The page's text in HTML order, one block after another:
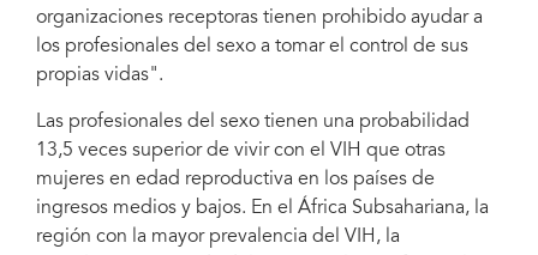
organizaciones receptoras tienen prohibido ayudar a
los profesionales del sexo a tomar el control de sus
propias vidas".
Las profesionales del sexo tienen una probabilidad
13,5 veces superior de vivir con el VIH que otras
mujeres en edad reproductiva en los países de
ingresos medios y bajos. En el África Subsahariana, la
región con la mayor prevalencia del VIH, la